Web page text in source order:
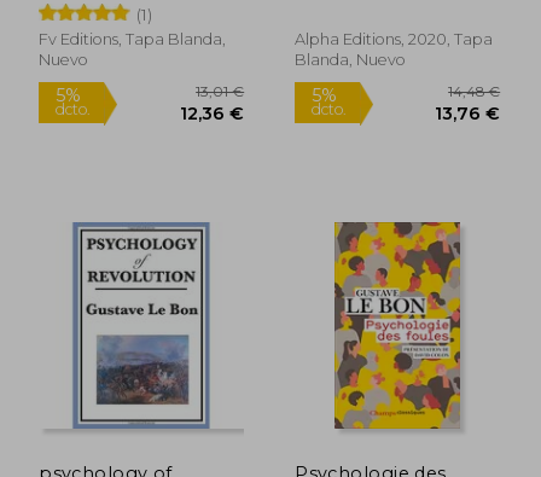
(1)
Fv Editions, Tapa Blanda,
Nuevo
Alpha Editions, 2020, Tapa
Blanda, Nuevo